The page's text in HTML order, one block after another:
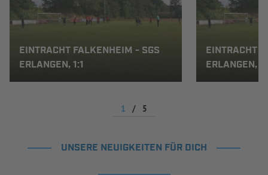
EINTRACHT FALKENHEIM - SGS
ERLANGEN, 1:1
EINTRACHT
ERLANGEN,
1 / 5
UNSERE NEUIGKEITEN FÜR DICH